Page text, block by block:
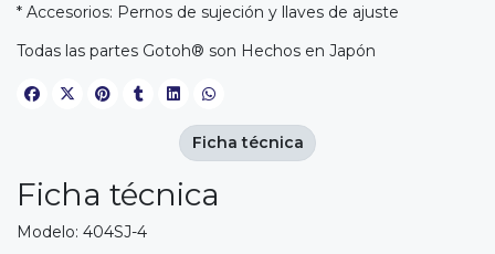
* Accesorios: Pernos de sujeción y llaves de ajuste
Todas las partes Gotoh® son Hechos en Japón
Ficha técnica
Modelo: 404SJ-4
Ficha técnica